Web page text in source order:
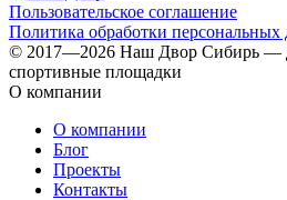
Пользовательское соглашение
Политика обработки
© 2017—2026 Наш Двор Сибирь —
спортивные площадки
О компании
О компании
Блог
Проекты
Контакты